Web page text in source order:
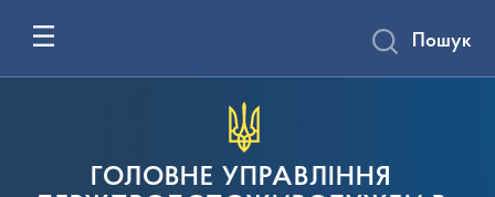
ГОЛОВНЕ УПРАВЛІННЯ
Пошук